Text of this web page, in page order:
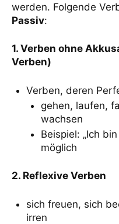
werden. Folgende
Passiv:
1. Verben ohne
Verben)
Verben, deren
gehen, laufen,
wachsen
Beispiel: „Ich
möglich
2. Reflexive Verben
sich freuen, sich
irren